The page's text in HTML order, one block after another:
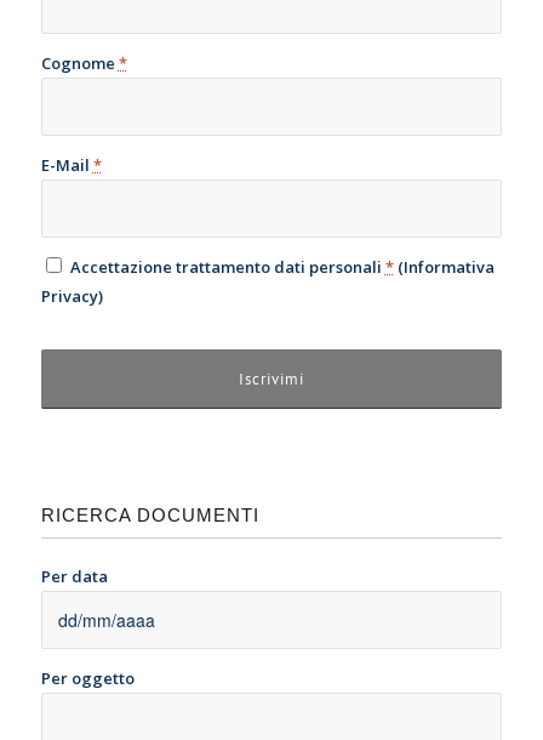
Cognome *
E-Mail *
Accettazione trattamento dati personali *(Informativa
Privacy)
RICERCA DOCUMENTI
Per data
Per oggetto